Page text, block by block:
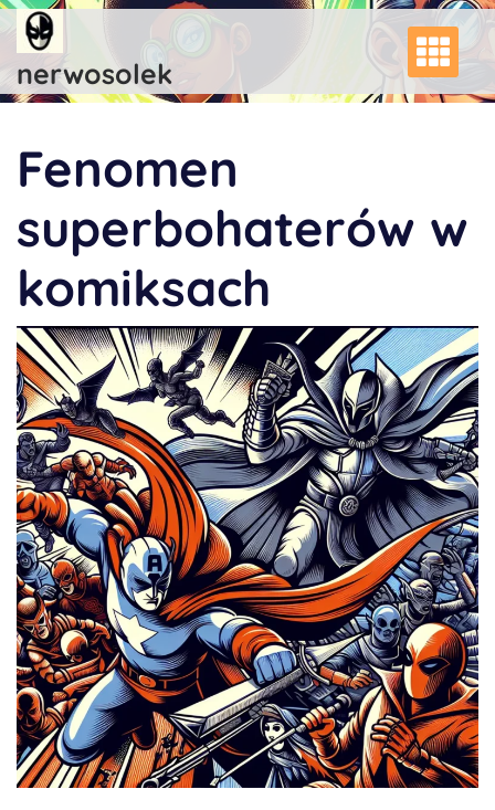
Skip
content
nerwosolek
Fenomen
superbohaterów w
komiksach